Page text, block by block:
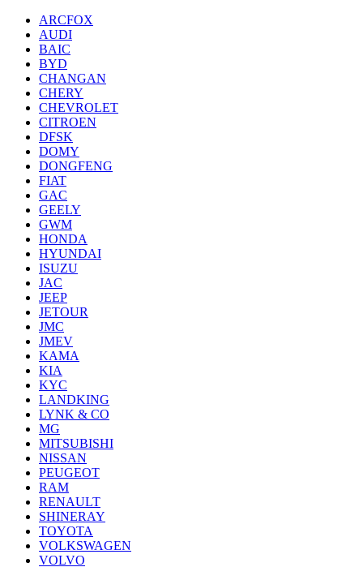
ARCFOX
AUDI
BAIC
BYD
CHANGAN
CHERY
CHEVROLET
CITROEN
DFSK
DOMY
DONGFENG
FIAT
GAC
GEELY
GWM
HONDA
HYUNDAI
ISUZU
JAC
JEEP
JETOUR
JMC
JMEV
KAMA
KIA
KYC
LANDKING
LYNK & CO
MG
MITSUBISHI
NISSAN
PEUGEOT
RAM
RENAULT
SHINERAY
TOYOTA
VOLKSWAGEN
VOLVO